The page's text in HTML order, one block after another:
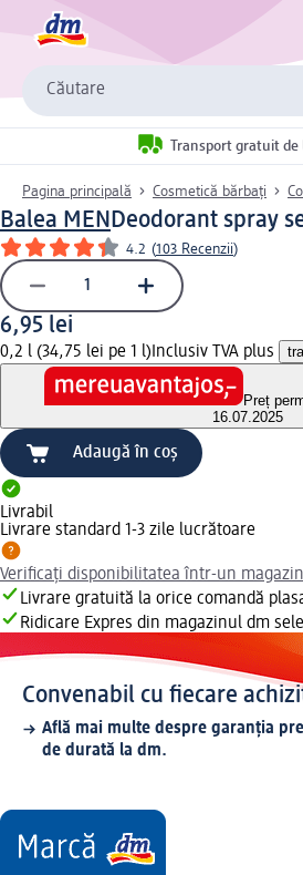
Căutare
Transport gratuit de
Pagina principală Cosmetică bărbați
Balea MENDeodorant spray
4.2 (103 Recenzii)
6,95 lei
0,2 l (34,75 lei pe 1 l) Inclusiv TVA plus
Preț
16.07.2025
Adaugă în coș
Livrabil
Livrare standard 1-3 zile lucrătoare
Verificați disponibilitatea într-un
Livrare gratuită la orice comandă
Ridicare Expres din magazinul dm
Convenabil cu fiecare
Află mai multe despre garanția
de durată la dm.